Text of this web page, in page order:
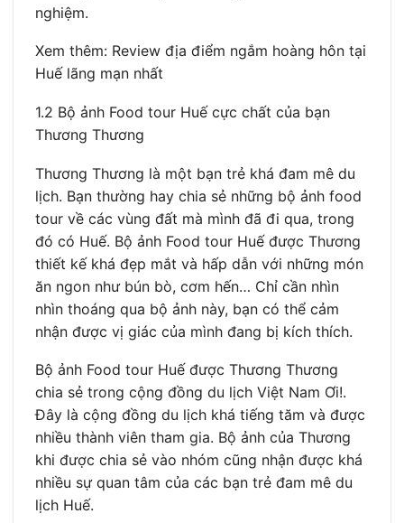
nghiệm.
Xem thêm: Review địa điểm ngắm hoàng hôn tại
Huế lãng mạn nhất
1.2 Bộ ảnh Food tour Huế cực chất của bạn
Thương Thương
Thương Thương là một bạn trẻ khá đam mê du
lịch. Bạn thường hay chia sẻ những bộ ảnh food
tour về các vùng đất mà mình đã đi qua, trong
đó có Huế. Bộ ảnh Food tour Huế được Thương
thiết kế khá đẹp mắt và hấp dẫn với những món
ăn ngon như bún bò, cơm hến… Chỉ cần nhìn
nhìn thoáng qua bộ ảnh này, bạn có thể cảm
nhận được vị giác của mình đang bị kích thích.
Bộ ảnh Food tour Huế được Thương Thương
chia sẻ trong cộng đồng du lịch Việt Nam Ơi!.
Đây là cộng đồng du lịch khá tiếng tăm và được
nhiều thành viên tham gia. Bộ ảnh của Thương
khi được chia sẻ vào nhóm cũng nhận được khá
nhiều sự quan tâm của các bạn trẻ đam mê du
lịch Huế.